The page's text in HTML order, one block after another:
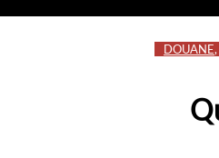
DOUANE,